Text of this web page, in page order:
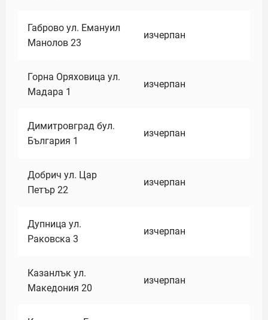
Габрово ул. Емануил
Манолов 23
изчерпан
Горна Оряховица ул.
Мадара 1
изчерпан
Димитровград бул.
България 1
изчерпан
Добрич ул. Цар
Петър 22
изчерпан
Дупница ул.
Раковска 3
изчерпан
Казанлък ул.
Македония 20
изчерпан